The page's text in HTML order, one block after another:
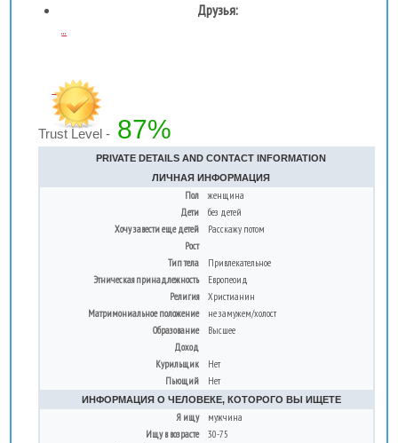
Друзья:
...
Trust Level - 87%
PRIVATE DETAILS AND CONTACT INFORMATION
ЛИЧНАЯ ИНФОРМАЦИЯ
Пол
женщина
Дети
без детей
Хочу завести еще детей
Расскажу потом
Рост
Тип тела
Привлекательное
Этническая принадлежность
Европеоид
Религия
Христианин
Матримониальное положение
не замужем/холост
Образование
Высшее
Доход
Курильщик
Нет
Пьющий
Нет
ИНФОРМАЦИЯ О ЧЕЛОВЕКЕ, КОТОРОГО ВЫ ИЩЕТЕ
Я ищу
мужчина
Ищу в возрасте
30-75